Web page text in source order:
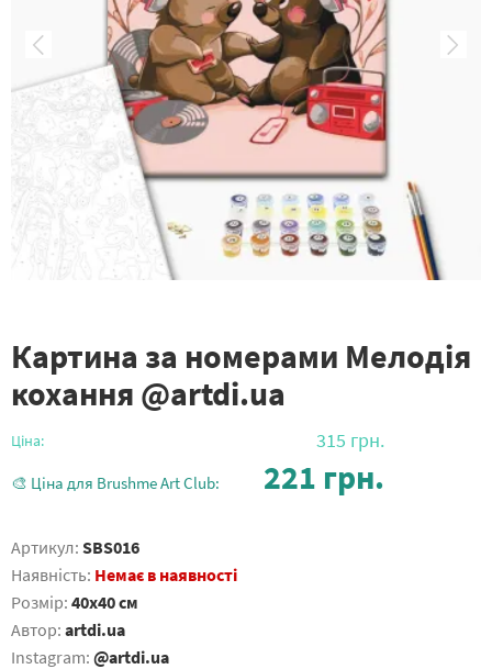
Картина за номерами Мелодія
кохання @artdi.ua
Ціна: 315 грн.
🎨 Ціна для Brushme Art Club: 221 грн.
Артикул: SBS016
Наявність: Немає в наявності
Розмір: 40x40 см
Автор: artdi.ua
Instagram: @artdi.ua